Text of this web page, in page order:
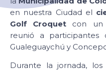
en nuestra Ciudad el
Golf Croquet con un
reunió a participantes
Gualeguaychú y
Durante la jornada,